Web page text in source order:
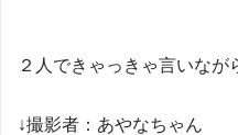
２人できゃっきゃ言いなが
↓撮影者：あやなちゃん